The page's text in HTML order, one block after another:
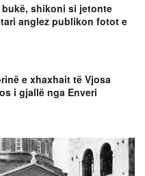
shikoni si jetonte
anglez publikon fotot e
e xhaxhait të Vjosa
i gjallë nga Enveri